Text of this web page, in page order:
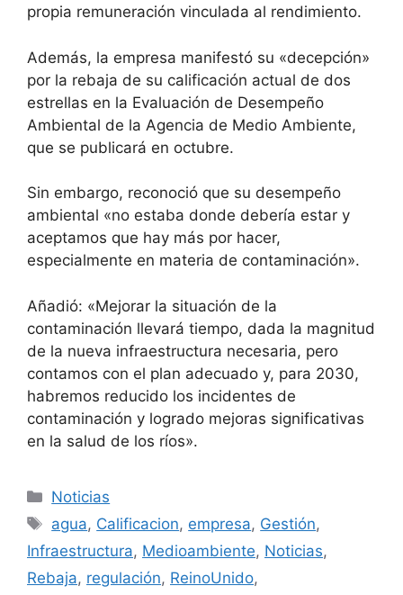
propia remuneración vinculada al rendimiento.
Además, la empresa manifestó su «decepción»
por la rebaja de su calificación actual de dos
estrellas en la Evaluación de Desempeño
Ambiental de la Agencia de Medio Ambiente,
que se publicará en octubre.
Sin embargo, reconoció que su desempeño
ambiental «no estaba donde debería estar y
aceptamos que hay más por hacer,
especialmente en materia de contaminación».
Añadió: «Mejorar la situación de la
contaminación llevará tiempo, dada la magnitud
de la nueva infraestructura necesaria, pero
contamos con el plan adecuado y, para 2030,
habremos reducido los incidentes de
contaminación y logrado mejoras significativas
en la salud de los ríos».
Categorías
Noticias
Etiquetas
agua, Calificacion, empresa, Gestión,
Infraestructura, Medioambiente, Noticias,
Rebaja, regulación, ReinoUnido,